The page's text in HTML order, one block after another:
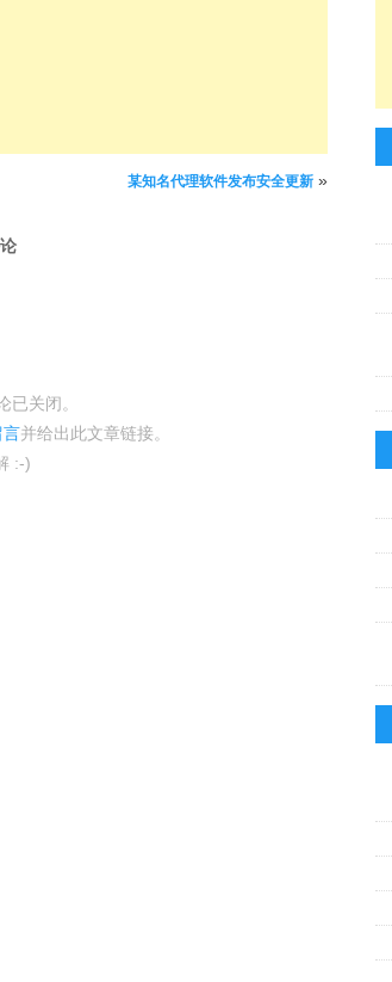
某知名代理软件发布安全更新 »
已关闭。
言并给出此文章链接。
:-)